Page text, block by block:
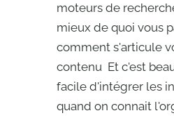
moteurs de
mieux de quoi vous
comment s'articule
contenu Et c'est
facile d'intégrer les
quand on connait